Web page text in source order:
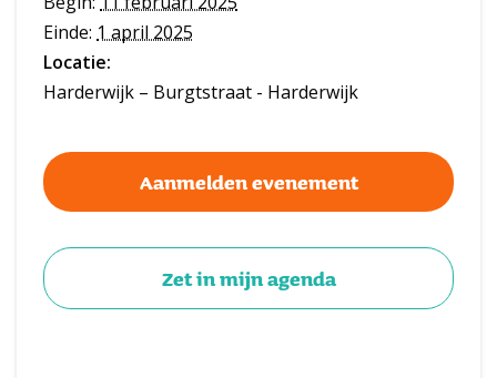
Einde: 1 april 2025
Locatie:
Harderwijk – Burgtstraat - Harderwijk
Aanmelden evenement
Zet in mijn agenda